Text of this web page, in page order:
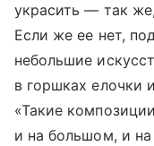
украсить — так
Если же ее нет,
небольшие
в горшках елочки
«Такие
и на большом, и